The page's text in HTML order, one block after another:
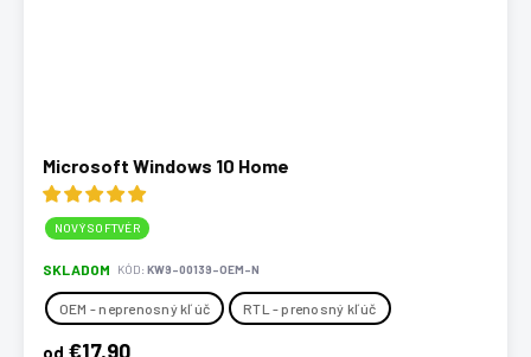
Microsoft Windows 10 Home
NOVÝ SOFTVÉR
SKLADOM KÓD: KW9-00139-OEM-N
OEM - neprenosný kľúč RTL - prenosný kľúč
od €17,90